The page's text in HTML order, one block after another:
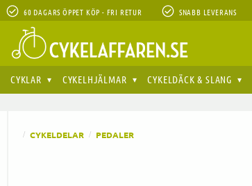
60 DAGARS ÖPPET KÖP - FRI RETUR SNABB LEVERANS
CYKLAR CYKELHJÄLMAR CYKELDÄCK & SLANG
CYKELDELAR PEDALER